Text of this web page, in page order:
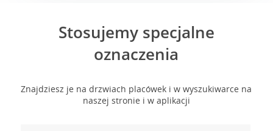
Stosujemy specjalne
oznaczenia
Znajdziesz je na drzwiach placówek i w wyszukiwarce na
naszej stronie i w aplikacji